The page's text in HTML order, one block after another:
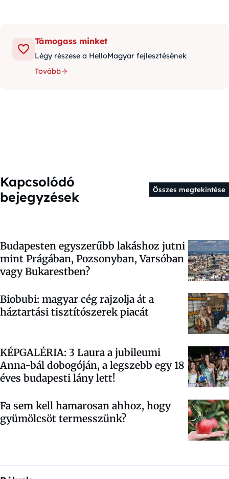
Támogass minket
Légy részese a HelloMagyar fejlesztésének
Tovább
Kapcsolódó
bejegyzések
Összes megtekintése
Budapesten egyszerűbb lakáshoz jutni
mint Prágában, Pozsonyban, Varsóban
vagy Bukarestben?
Biobubi: magyar cég rajzolja át a
háztartási tisztítószerek piacát
KÉPGALÉRIA: 3 Laura a jubileumi
Anna-bál dobogóján, a legszebb egy 18
éves budapesti lány lett!
Fa sem kell hamarosan ahhoz, hogy
gyümölcsöt termesszünk?